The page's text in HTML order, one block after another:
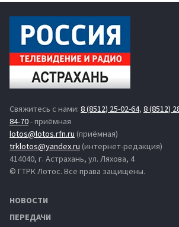
Свяжитесь с нами: 8 (8512) 25-02-64, 8 (8512)
84-70- приёмная
lotos@lotos.rfn.ru (приёмная)
trklotos@yandex.ru (интернет-редакция)
414040, г. Астрахань, ул. Ляхова, 4
© ГТРК Лотос. Все права защищены.
НОВОСТИ
ПЕРЕДАЧИ